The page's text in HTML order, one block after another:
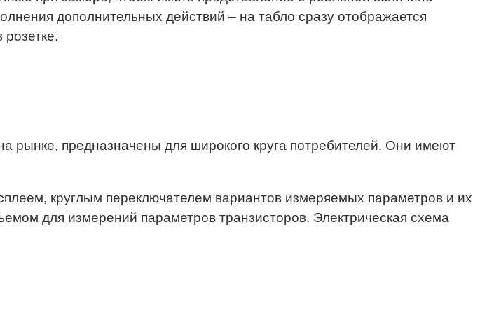
дополнительных действий – на табло сразу отображается
рынке, предназначены для широкого круга потребителей. Они имеют
круглым переключателем вариантов измеряемых параметров и их
для измерений параметров транзисторов. Электрическая схема